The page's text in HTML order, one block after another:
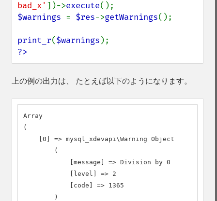
bad_x' ])->execute
$warnings = $res->getWarnings();
print_r($warnings
?>
上の例の出力は、 たとえば以下のようになります。
Array
(
    [0] => mysql_xdevapi\Warning Object
        (
            [message] => Division by 0
            [level] => 2
            [code] => 1365
        )